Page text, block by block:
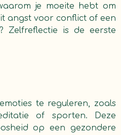
je moeite hebt om
angst voor conflict of een
Zelfreflectie is de eerste
te reguleren, zoals
of sporten. Deze
op een gezondere